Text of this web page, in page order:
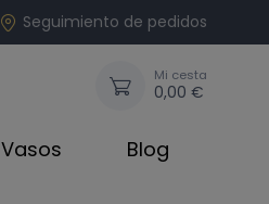
Seguimiento de pedidos
Mi cesta
0,00 €
Vasos Blog